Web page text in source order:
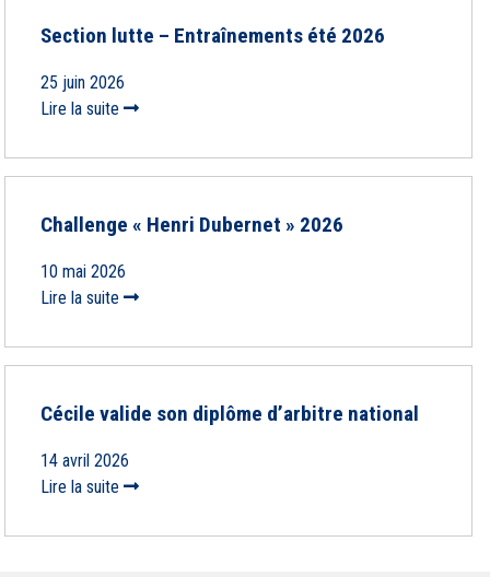
Section lutte – Entraînements été 2026
25 juin 2026
Lire la suite
Challenge « Henri Dubernet » 2026
10 mai 2026
Lire la suite
Cécile valide son diplôme d’arbitre national
14 avril 2026
Lire la suite